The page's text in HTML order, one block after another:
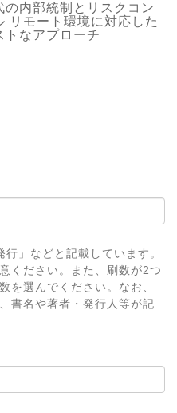
の内部統制とリスクコン
リモート環境に対応した
トなアプローチ
」などと記載しています。
ください。また、刷数が2つ
を選んでください。なお、
書名や著者・発行人等が記